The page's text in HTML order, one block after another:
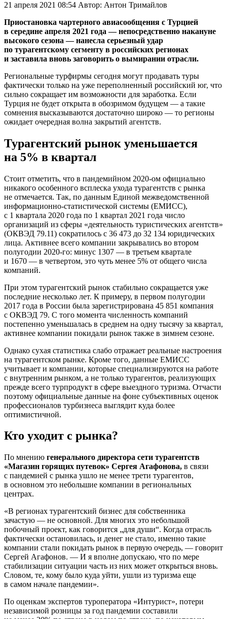
21 апреля 2021 08:54 Автор: Антон Тримайлов
Приостановка чартерного авиасообщения с Турцией
в середине апреля 2021 года — непосредственно накануне
высокого сезона — нанесла серьезный удар
по турагентскому сегменту в российских регионах
и заставила вновь заговорить о вымирании отрасли.
Региональные турфирмы сегодня могут продавать туры
фактически только на уже переполненный российский юг, что
сильно сокращает им возможности для заработка. Если
Турция не будет открыта в обозримом будущем — а такие
сомнения высказываются достаточно широко — то регионы
ожидает очередная волна закрытий агентств.
Турагентский рынок уменьшается
на 5% в квартал
Стоит отметить, что в пандемийном 2020-ом официально
никакого особенного всплеска ухода турагентств с рынка
не отмечается. Так, по данным Единой межведомственной
информационно-статистической системы (ЕМИСС),
с 1 квартала 2020 года по 1 квартал 2021 года число
организаций из сферы «деятельность туристических агентств»
(ОКВЭД 79.11) сократилось с 36 473 до 32 134 юридических
лица. Активнее всего компании закрывались во втором
полугодии 2020-го: минус 1307 — в третьем квартале
и 1670 — в четвертом, это чуть менее 5% от общего числа
компаний.
При этом турагентский рынок стабильно сокращается уже
последние несколько лет. К примеру, в первом полугодии
2017 года в России была зарегистрирована 45 851 компания
с ОКВЭД 79. С того момента численность компаний
постепенно уменьшалась в среднем на одну тысячу за квартал,
активнее компании покидали рынок также в зимнем сезоне.
Однако сухая статистика слабо отражает реальные настроения
на турагентском рынке. Кроме того, данные ЕМИСС
учитывает и компании, которые специализируются на работе
с внутренним рынком, а не только турагентов, реализующих
прежде всего турпродукт в сфере выездного туризма. Отчасти
поэтому официальные данные на фоне субъективных оценок
профессионалов турбизнеса выглядит куда более
оптимистичной.
Кто уходит с рынка?
По мнению генерального директора сети турагентств
«Магазин горящих путевок» Сергея Агафонова, в связи
с пандемией с рынка ушло не менее трети турагентов,
в основном это небольшие компании в региональных
центрах.
«В регионах турагентский бизнес для собственника
зачастую — не основной. Для многих это небольшой
побочный проект, как говорится „для души“. Когда отрасль
фактически остановилась, и денег не стало, именно такие
компании стали покидать рынок в первую очередь, — говорит
Сергей Агафонов. — И я вполне допускаю, что по мере
стабилизации ситуации часть из них может открыться вновь.
Словом, те, кому было куда уйти, ушли из туризма еще
в самом начале пандемии».
По оценкам экспертов туроператора «Интурист», потери
независимой розницы за год пандемии составили